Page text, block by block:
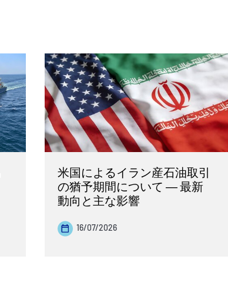
米国によるイラン産石油取引
の猶予期間について ― 最新
動向と主な影響
16/07/2026